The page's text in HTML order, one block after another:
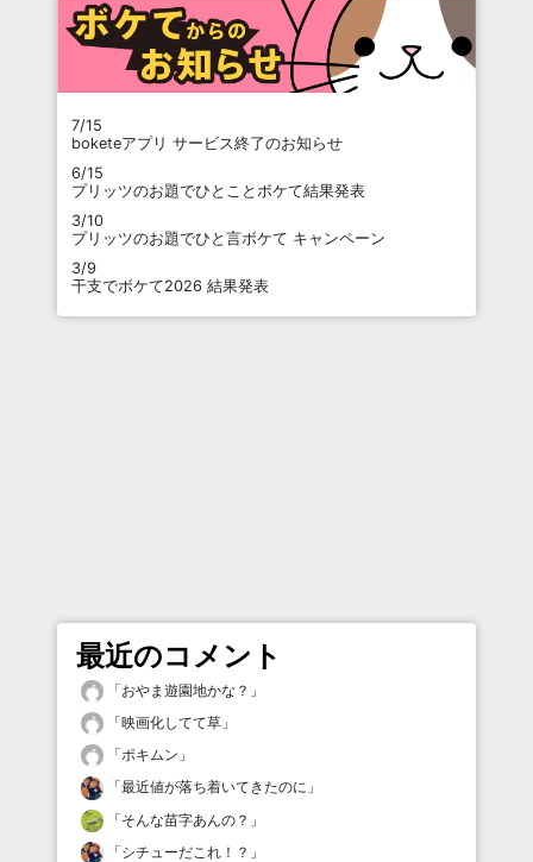
7/15
boketeアプリ サービス終了のお知らせ
6/15
プリッツのお題でひとことボケて結果発表
3/10
プリッツのお題でひと言ボケて キャンペーン
3/9
干支でボケて2026 結果発表
最近のコメント
「おやま遊園地かな？ 」
「映画化してて草 」
「ポキムン 」
「最近値が落ち着いてきたのに 」
「そんな苗字あんの？ 」
「シチューだこれ！？ 」